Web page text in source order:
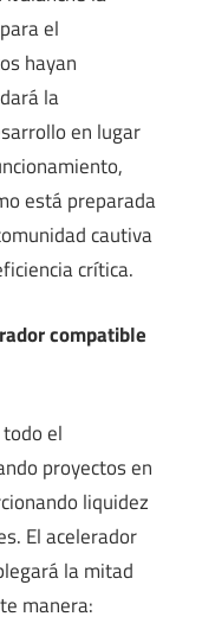
el
hayan
la
en lugar
está preparada
cautiva
crítica.
compatible
el
proyectos en
liquidez
El acelerador
la mitad
manera: